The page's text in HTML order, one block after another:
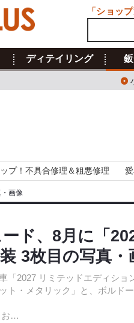
ディテイリング
プ！不具合修理＆粗悪修理
画像
ド、8月に「
3枚目の写真・
「2027 リミテッドエディショ
ト・メタリック」と、ボルド
お…
「ショッ